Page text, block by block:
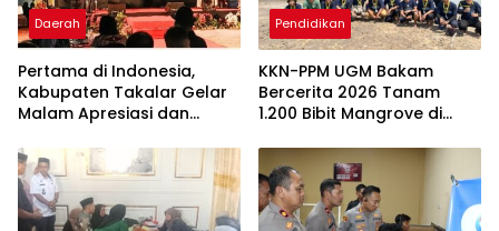
Daerah
Pertama di Indonesia,
Kabupaten Takalar Gelar
Malam Apresiasi dan
Panggung Penghargaan
bagi Pelayan Publik
Berprestasi
Pendidikan
KKN-PPM UGM Bakam
Bercerita 2026 Tanam
1.200 Bibit Mangrove di